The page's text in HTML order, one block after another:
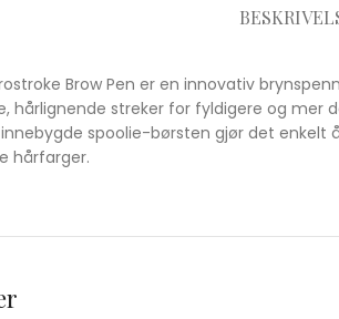
Brow Pen er en innovativ
hårlignende streker for fyldigere og
spoolie-børsten gjør det
hårfarger.